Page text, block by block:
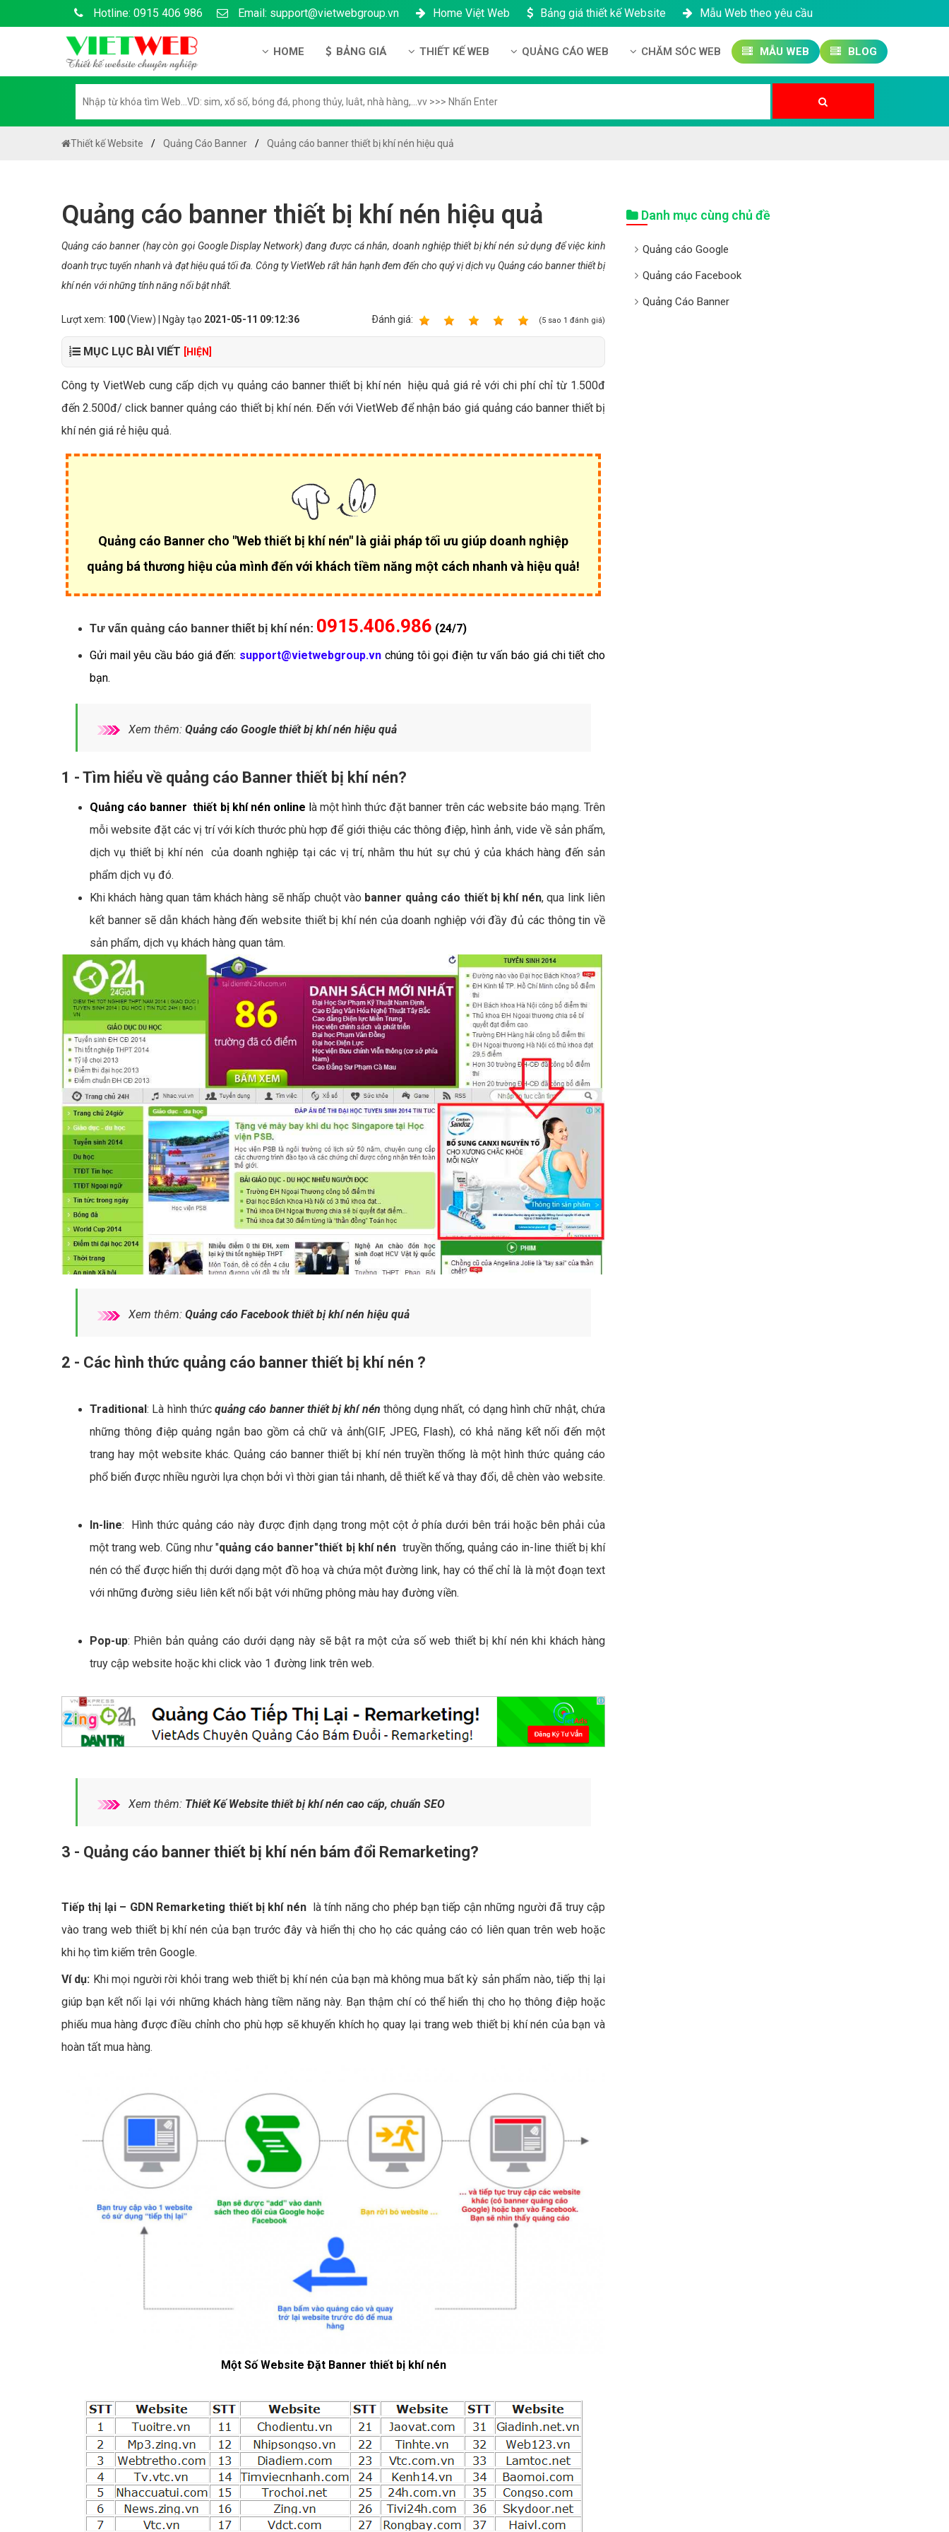
Hotline: 0915 406 986 Email: support@vietwebgroup.vn Home Việt Web Bảng giá thiết kế Website Mẫu Web theo yêu cầu
HOME
Hướng dẫn thanh toán
Chính sách bảo hành & bảo trì
Liên hệ công ty
Chính sách đại lý
BẢNG GIÁ
Bảng giá thiết kế App Android & IOS
Bảng giá thuê VPS
Bảng giá thuê Server
Bảng giá SSL - HTTTS
Bảng giá quảng cáo Google
Bảng giá quảng cáo Banner
Bảng giá quản trị Website
THIẾT KẾ WEB
Thiết kế App
QUẢNG CÁO WEB CHĂM SÓC WEB MẪU WEB BLOG
Thiết kế Website Quảng Cáo Banner Quảng cáo banner thiết bị khí nén hiệu quả
Quảng cáo banner thiết bị khí nén hiệu quả
Quảng cáo banner (hay còn gọi Google Display Network) đang được cá nhân, doanh nghiệp thiết bị khí nén sử dụng để việc kinh
doanh trực tuyến nhanh và đạt hiệu quả tối đa. Công ty VietWeb rất hân hạnh đem đến cho quý vị dịch vụ Quảng cáo banner thiết bị
khí nén với những tính năng nổi bật nhất.
Lượt xem: 100(View) | Ngày tạo 2021-05-11 09:12:36 Ðánh giá: (5 sao 1 đánh giá)
MỤC LỤC BÀI VIẾT [HIỆN]
Công ty VietWeb cung cấp dịch vụ quảng cáo banner thiết bị khí nén hiệu quả giá rẻ với chi phí chỉ từ 1.500đ
đến 2.500đ/ click banner quảng cáo thiết bị khí nén. Đến với VietWeb để nhận báo giá quảng cáo banner thiết bị
khí nén giá rẻ hiệu quả.
Quảng cáo Banner cho "Web thiết bị khí nén" là giải pháp tối ưu giúp doanh nghiệp
quảng bá thương hiệu của mình đến với khách tiềm năng một cách nhanh và hiệu quả!
Tư vấn quảng cáo banner thiết bị khí nén: 0915.406.986 (24/7)
Gửi mail yêu cầu báo giá đến: support@vietwebgroup.vn chúng tôi gọi điện tư vấn báo giá chi tiết cho
bạn.
Xem thêm: Quảng cáo Google thiết bị khí nén hiệu quả
1 - Tìm hiểu về quảng cáo Banner thiết bị khí nén?
Quảng cáo banner thiết bị khí nén online là một hình thức đặt banner trên các website báo mạng. Trên
mỗi website đặt các vị trí với kích thước phù hợp để giới thiệu các thông điệp, hình ảnh, vide về sản phẩm,
dịch vụ thiết bị khí nén của doanh nghiệp tại các vị trí, nhằm thu hút sự chú ý của khách hàng đến sản
phẩm dịch vụ đó.
Khi khách hàng quan tâm khách hàng sẽ nhấp chuột vào banner quảng cáo thiết bị khí nén, qua link liên
kết banner sẽ dẫn khách hàng đến website thiết bị khí nén của doanh nghiệp với đầy đủ các thông tin về
sản phẩm, dịch vụ khách hàng quan tâm.
Xem thêm: Quảng cáo Facebook thiết bị khí nén hiệu quả
2 - Các hình thức quảng cáo banner thiết bị khí nén ?
Traditional : Là hình thứcquảng cáo banner thiết bị khí nén thông dụng nhất, có dạng hình chữ nhật, chứa
những thông điệp quảng ngắn bao gồm cả chữ và ảnh(GIF, JPEG, Flash), có khả năng kết nối đến một
trang hay một website khác. Quảng cáo banner thiết bị khí nén truyền thống là một hình thức quảng cáo
phổ biến được nhiều người lựa chọn bởi vì thời gian tải nhanh, dễ thiết kế và thay đổi, dễ chèn vào website.
In-line: Hình thức quảng cáo này được định dạng trong một cột ở phía dưới bên trái hoặc bên phải của
một trang web. Cũng như "quảng cáo banner"thiết bị khí nén truyền thống, quảng cáo in-line thiết bị khí
nén có thể được hiển thị dưới dạng một đồ hoạ và chứa một đường link, hay có thể chỉ là là một đoạn text
với những đường siêu liên kết nổi bật với những phông màu hay đường viền.
Pop-up: Phiên bản quảng cáo dưới dạng này sẽ bật ra một cửa số web thiết bị khí nén khi khách hàng
truy cập website hoặc khi click vào 1 đường link trên web.
Xem thêm: Thiết Kế Website thiết bị khí nén cao cấp, chuẩn SEO
3 - Quảng cáo banner thiết bị khí nén bám đổi Remarketing?
Tiếp thị lại – GDN Remarketing thiết bị khí nén là tính năng cho phép bạn tiếp cận những người đã truy cập
vào trang web thiết bị khí nén của bạn trước đây và hiển thị cho họ các quảng cáo có liên quan trên web hoặc
khi họ tìm kiếm trên Google.
Ví dụ: Khi mọi người rời khỏi trang web thiết bị khí nén của bạn mà không mua bất kỳ sản phẩm nào, tiếp thị lại
giúp bạn kết nối lại với những khách hàng tiềm năng này. Bạn thậm chí có thể hiển thị cho họ thông điệp hoặc
phiếu mua hàng được điều chỉnh cho phù hợp sẽ khuyến khích họ quay lại trang web thiết bị khí nén của bạn và
hoàn tất mua hàng.
Một Số Website Đặt Banner thiết bị khí nén
Danh mục cùng chủ đề
Quảng cáo Google
Quảng cáo Facebook
Quảng Cáo Banner